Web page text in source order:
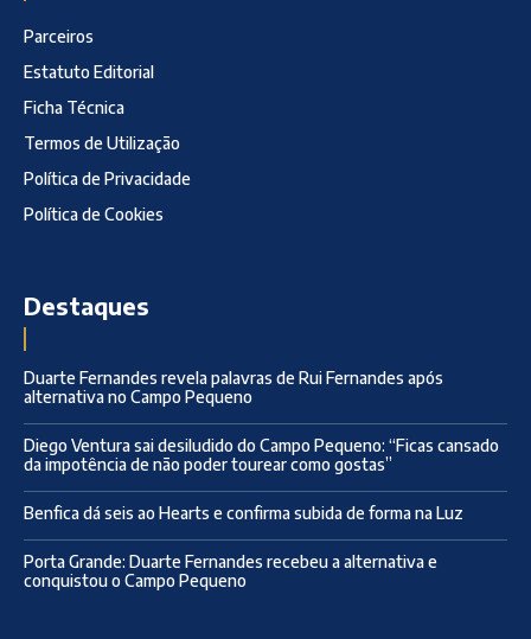
Parceiros
Estatuto Editorial
Ficha Técnica
Termos de Utilização
Política de Privacidade
Política de Cookies
Destaques
Duarte Fernandes revela palavras de Rui Fernandes após
alternativa no Campo Pequeno
Diego Ventura sai desiludido do Campo Pequeno: “Ficas cansado
da impotência de não poder tourear como gostas”
Benfica dá seis ao Hearts e confirma subida de forma na Luz
Porta Grande: Duarte Fernandes recebeu a alternativa e
conquistou o Campo Pequeno